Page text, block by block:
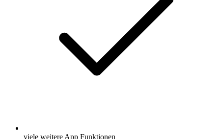
viele weitere App Funktionen